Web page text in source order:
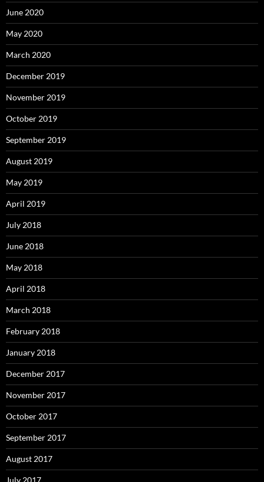
June 2020
May 2020
March 2020
December 2019
November 2019
October 2019
September 2019
August 2019
May 2019
April 2019
July 2018
June 2018
May 2018
April 2018
March 2018
February 2018
January 2018
December 2017
November 2017
October 2017
September 2017
August 2017
July 2017